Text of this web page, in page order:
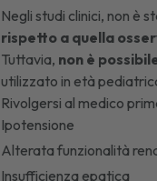
Negli studi clinici, non è
rispetto a quella
Tuttavia, non è
utilizzato in età
Rivolgersi al medico
Ipotensione
Alterata funzionalità
Insufficienza epatica